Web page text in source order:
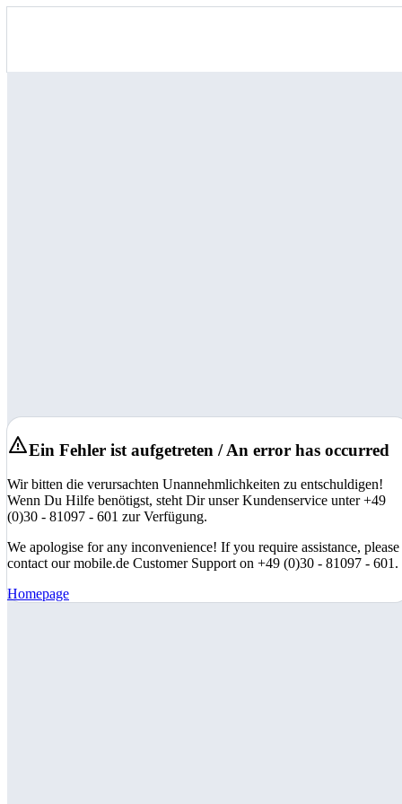
Ein Fehler ist aufgetreten / An error has occurred
Wir bitten die verursachten Unannehmlichkeiten zu entschuldigen!
Wenn Du Hilfe benötigst, steht Dir unser Kundenservice unter +49
(0)30 - 81097 - 601 zur Verfügung.
We apologise for any inconvenience! If you require assistance, please
contact our mobile.de Customer Support on +49 (0)30 - 81097 - 601.
Homepage